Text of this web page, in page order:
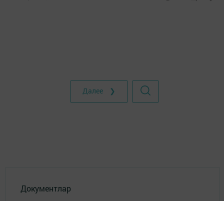
Далее ❯
Документлар